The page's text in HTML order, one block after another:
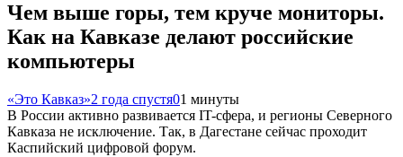
Чем выше горы, тем круче мониторы.
Как на Кавказе делают российские
компьютеры
«Это Кавказ»2 года спустя01 минуты
В России активно развивается IT-сфера, и регионы Северного
Кавказа не исключение. Так, в Дагестане сейчас проходит
Каспийский цифровой форум.